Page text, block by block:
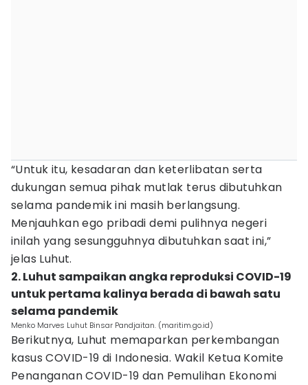
“Untuk itu, kesadaran dan keterlibatan serta
dukungan semua pihak mutlak terus dibutuhkan
selama pandemik ini masih berlangsung.
Menjauhkan ego pribadi demi pulihnya negeri
inilah yang sesungguhnya dibutuhkan saat ini,”
jelas Luhut.
2. Luhut sampaikan angka reproduksi COVID-19
untuk pertama kalinya berada di bawah satu
selama pandemik
Menko Marves Luhut Binsar Pandjaitan. (maritim.go.id)
Berikutnya, Luhut memaparkan perkembangan
kasus COVID-19 di Indonesia. Wakil Ketua Komite
Penanganan COVID-19 dan Pemulihan Ekonomi